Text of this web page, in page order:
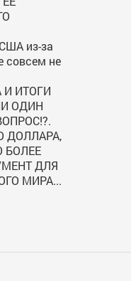
из-за
совсем не
ИТОГИ
ОДИН
ДОЛЛАРА,
БОЛЕЕ
ДЛЯ
МИРА...